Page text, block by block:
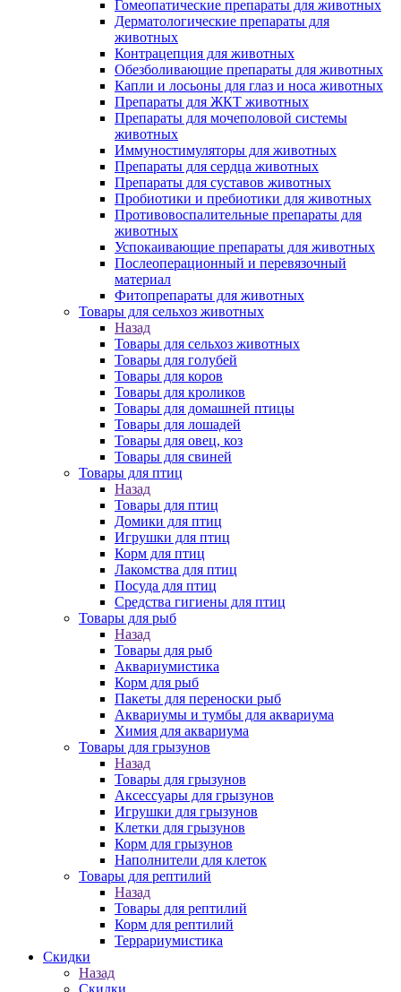
Гомеопатические препараты для животных
Дерматологические препараты для
животных
Контрацепция для животных
Обезболивающие препараты для животных
Капли и лосьоны для глаз и носа животных
Препараты для ЖКТ животных
Препараты для мочеполовой системы
животных
Иммуностимуляторы для животных
Препараты для сердца животных
Препараты для суставов животных
Пробиотики и пребиотики для животных
Противовоспалительные препараты для
животных
Успокаивающие препараты для животных
Послеоперационный и перевязочный
материал
Фитопрепараты для животных
Товары для сельхоз животных
Назад
Товары для сельхоз животных
Товары для голубей
Товары для коров
Товары для кроликов
Товары для домашней птицы
Товары для лошадей
Товары для овец, коз
Товары для свиней
Товары для птиц
Назад
Товары для птиц
Домики для птиц
Игрушки для птиц
Корм для птиц
Лакомства для птиц
Посуда для птиц
Средства гигиены для птиц
Товары для рыб
Назад
Товары для рыб
Аквариумистика
Корм для рыб
Пакеты для переноски рыб
Аквариумы и тумбы для аквариума
Химия для аквариума
Товары для грызунов
Назад
Товары для грызунов
Аксессуары для грызунов
Игрушки для грызунов
Клетки для грызунов
Корм для грызунов
Наполнители для клеток
Товары для рептилий
Назад
Товары для рептилий
Корм для рептилий
Террариумистика
Скидки
Назад
Скидки